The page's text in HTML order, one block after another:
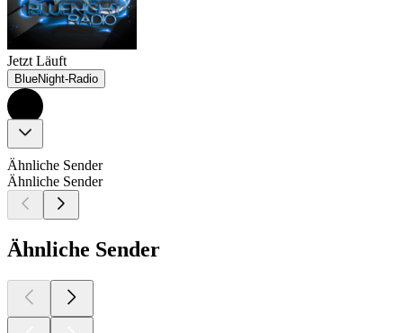
Jetzt Läuft
BlueNight-Radio
Ähnliche Sender
Ähnliche Sender
Ähnliche Sender